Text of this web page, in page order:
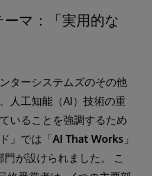
マ：「実用的な
ターシステムズのその他
人工知能（AI）技術の重
いることを強調するため
」では「AI That Works 」
が設けられました。 こ